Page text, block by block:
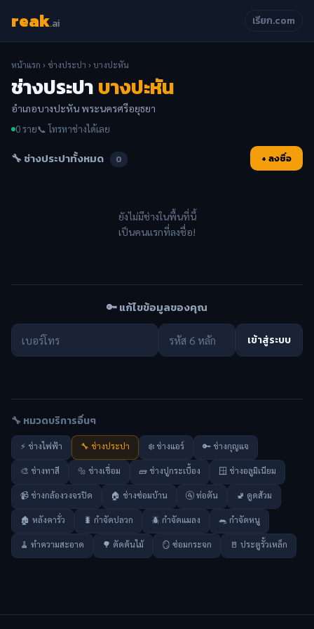
reak.ai เรียก.com
หน้าแรก › ช่างประปา › บางปะหัน
ช่างประปาบางปะหัน
อำเภอบางปะหัน พระนครศรีอยุธยา
0 ราย📞 โทรหาช่างได้เลย
🔧 ช่างประปาทั้งหมด 0 + ลงชื่อ
ยังไม่มีช่างในพื้นที่นี้
เป็นคนแรกที่ลงชื่อ!
🔑 แก้ไขข้อมูลของคุณ
เข้าสู่ระบบ
🔧 หมวดบริการอื่นๆ
⚡ ช่างไฟฟ้า 🔧 ช่างประปา ❄️ ช่างแอร์ 🔑 ช่างกุญแจ
🎨 ช่างทาสี 🔩 ช่างเชื่อม 🧱 ช่างปูกระเบื้อง 🪟 ช่างอลูมิเนียม
📹 ช่างกล้องวงจรปิด 🏠 ช่างซ่อมบ้าน 🚰 ท่อตัน 🚽 ดูดส้วม
🏚️ หลังคารั่ว 🐛 กำจัดปลวก 🪲 กำจัดแมลง 🐀 กำจัดหนู
🧹 ทำความสะอาด 🌳 ตัดต้นไม้ 🪞 ซ่อมกระจก 🚪 ประตูรั้วเหล็ก